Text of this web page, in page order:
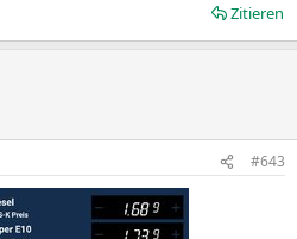
Zitieren
#643